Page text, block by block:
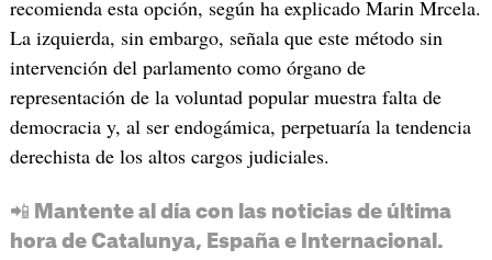
recomienda esta opción, según ha explicado Marin Mrcela.
La izquierda, sin embargo, señala que este método sin
intervención del parlamento como órgano de
representación de la voluntad popular muestra falta de
democracia y, al ser endogámica, perpetuaría la tendencia
derechista de los altos cargos judiciales.
📲 Mantente al día con las noticias de última
hora de Catalunya, España e Internacional.